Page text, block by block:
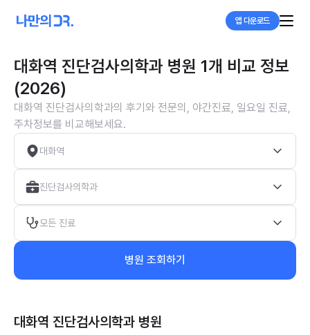
앱 다운로드
대화역 진단검사의학과 병원 1개 비교 정보
(2026)
대화역 진단검사의학과의 후기와 전문의, 야간진료, 일요일 진료,
주차정보를 비교해보세요.
대화역
진단검사의학과
모든 진료
병원 조회하기
대화역 진단검사의학과 병원